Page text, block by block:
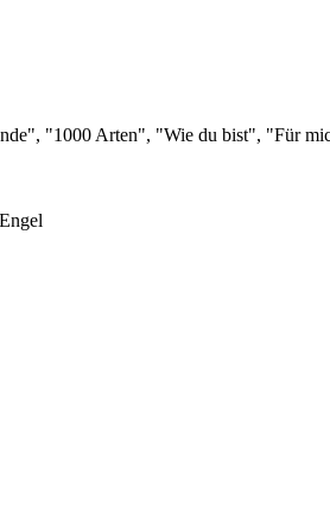
"1000 Arten", "Wie du bist", "Für